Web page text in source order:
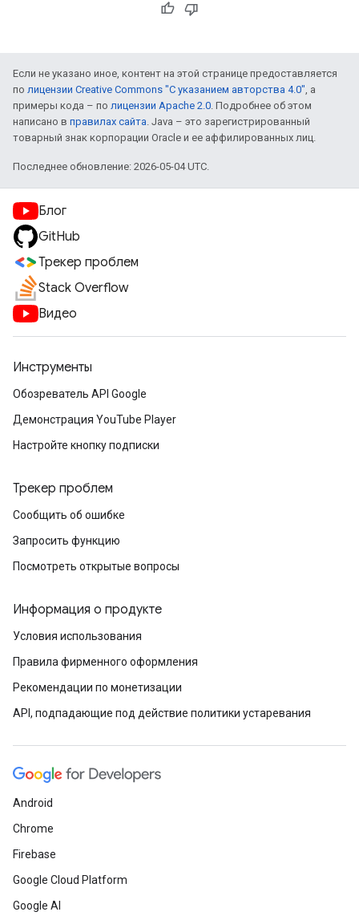
Если не указано иное, контент на этой странице предоставляется
по лицензии Creative Commons "С указанием авторства 4.0", а
примеры кода – по лицензии Apache 2.0. Подробнее об этом
написано в правилах сайта. Java – это зарегистрированный
товарный знак корпорации Oracle и ее аффилированных лиц.
Последнее обновление: 2026-05-04 UTC.
Блог
GitHub
Трекер проблем
Stack Overflow
Видео
Инструменты
Обозреватель API Google
Демонстрация YouTube Player
Настройте кнопку подписки
Трекер проблем
Сообщить об ошибке
Запросить функцию
Посмотреть открытые вопросы
Информация о продукте
Условия использования
Правила фирменного оформления
Рекомендации по монетизации
API, подпадающие под действие политики устаревания
Android
Chrome
Firebase
Google Cloud Platform
Google AI